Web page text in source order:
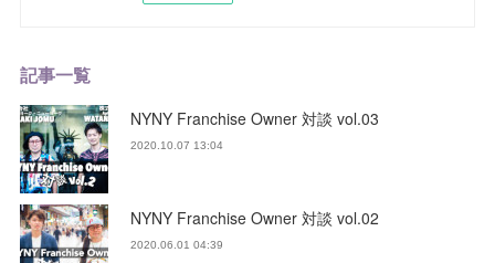
記事一覧
NYNY Franchise Owner 対談 vol.03
2020.10.07 13:04
NYNY Franchise Owner 対談 vol.02
2020.06.01 04:39